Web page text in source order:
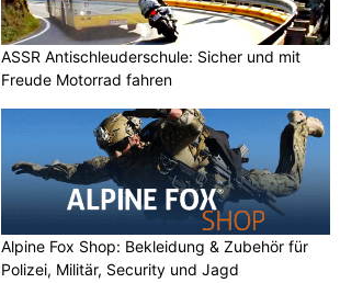
ASSR Antischleuderschule: Sicher und mit
Freude Motorrad fahren
Alpine Fox Shop: Bekleidung & Zubehör für
Polizei, Militär, Security und Jagd